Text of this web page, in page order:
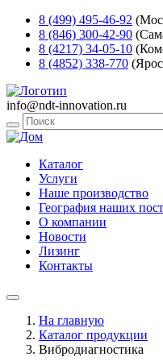
8 (499) 495-46-92
8 (846) 300-42-90
8 (4217) 34-05-10
8 (4852) 338-770
info@ndt-innovation.ru
Каталог
Услуги
Наше производство
География наших
О компании
Новости
Лизинг
Контакты
На главную
Каталог продукции
Вибродиагностика